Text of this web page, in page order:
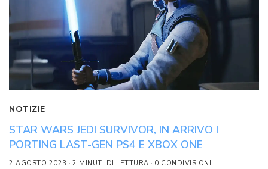
NOTIZIE
STAR WARS JEDI SURVIVOR, IN ARRIVO I
PORTING LAST-GEN PS4 E XBOX ONE
2 AGOSTO 2023 2 MINUTI DI LETTURA 0 CONDIVISIONI